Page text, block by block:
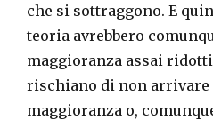
che si sottraggono. E
teoria avrebbero
maggioranza assai
rischiano di non arrivare
maggioranza o,